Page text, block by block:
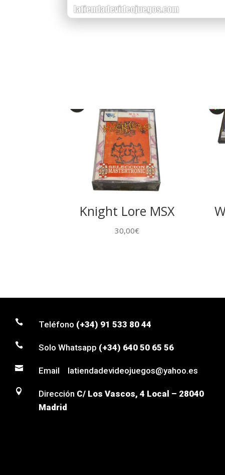
Knight Lore MSX
30,00€
 Teléfono (+34) 91 533 80 44
 Solo Whatsapp (+34) 640 50 65 56
 Email latiendadevideojuegos@yahoo.es
 Dirección C/ Los Vascos, 4 Local – 28040
Madrid